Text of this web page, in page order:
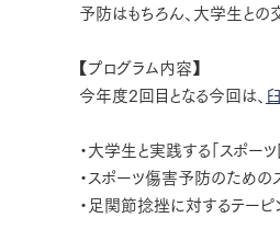
予防はもちろん、大学生との
【プログラム内容】
今年度2回目となる今回は、
・大学生と実践する「スポー
・スポーツ傷害予防のための
・足関節捻挫に対するテーピ